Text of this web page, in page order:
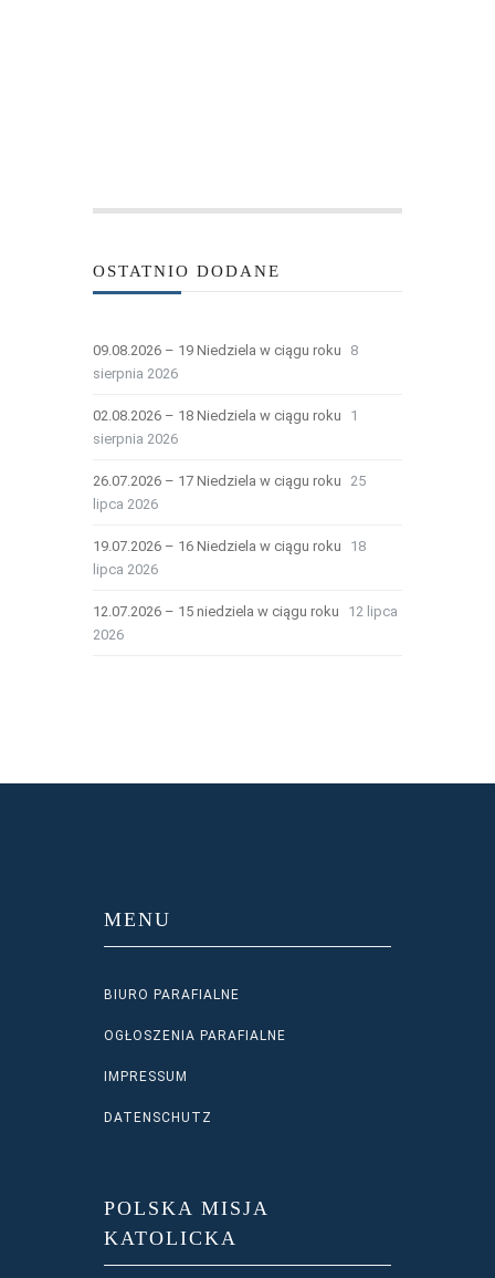
OSTATNIO DODANE
09.08.2026 – 19 Niedziela w ciągu roku
8
sierpnia 2026
02.08.2026 – 18 Niedziela w ciągu roku
1
sierpnia 2026
26.07.2026 – 17 Niedziela w ciągu roku
25
lipca 2026
19.07.2026 – 16 Niedziela w ciągu roku
18
lipca 2026
12.07.2026 – 15 niedziela w ciągu roku
12 lipca
2026
MENU
BIURO PARAFIALNE
OGŁOSZENIA PARAFIALNE
IMPRESSUM
DATENSCHUTZ
POLSKA MISJA
KATOLICKA